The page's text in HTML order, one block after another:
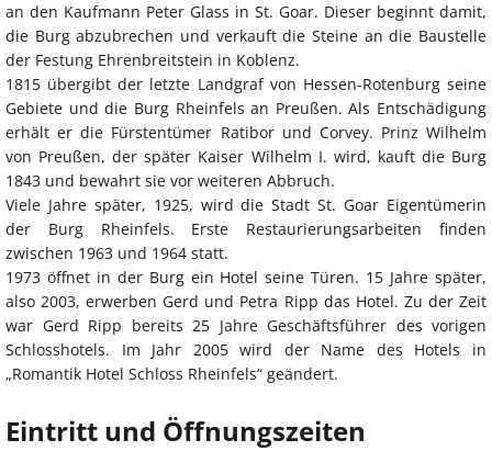
an den Kaufmann Peter Glass in St. Goar. Dieser beginnt damit,
die Burg abzubrechen und verkauft die Steine an die Baustelle
der Festung Ehrenbreitstein in Koblenz.
1815 übergibt der letzte Landgraf von Hessen-Rotenburg seine
Gebiete und die Burg Rheinfels an Preußen. Als Entschädigung
erhält er die Fürstentümer Ratibor und Corvey. Prinz Wilhelm
von Preußen, der später Kaiser Wilhelm I. wird, kauft die Burg
1843 und bewahrt sie vor weiteren Abbruch.
Viele Jahre später, 1925, wird die Stadt St. Goar Eigentümerin
der Burg Rheinfels. Erste Restaurierungsarbeiten finden
zwischen 1963 und 1964 statt.
1973 öffnet in der Burg ein Hotel seine Türen. 15 Jahre später,
also 2003, erwerben Gerd und Petra Ripp das Hotel. Zu der Zeit
war Gerd Ripp bereits 25 Jahre Geschäftsführer des vorigen
Schlosshotels. Im Jahr 2005 wird der Name des Hotels in
„Romantik Hotel Schloss Rheinfels“ geändert.
Eintritt und Öffnungszeiten